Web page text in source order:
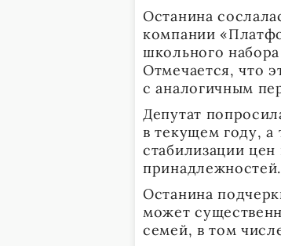
Останина
компании
школьного
Отмечается, что
с аналогичным
Депутат
в текущем году,
стабилизации
принадлежностей.
Останина
может
семей, в том